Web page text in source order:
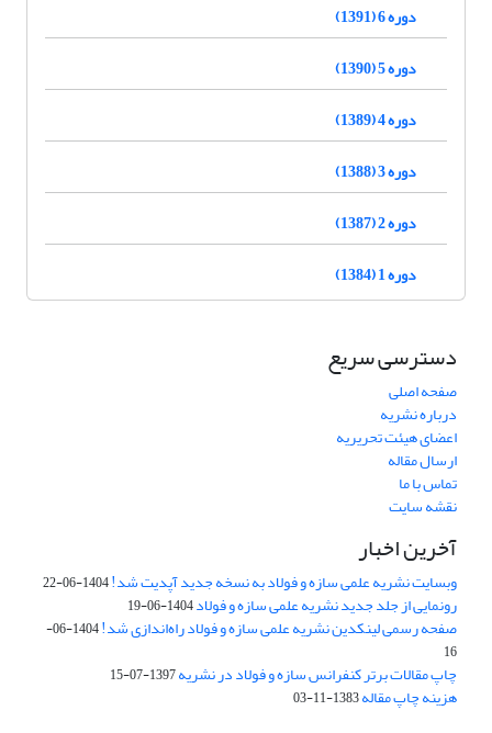
دوره 6 (1391)
دوره 5 (1390)
دوره 4 (1389)
دوره 3 (1388)
دوره 2 (1387)
دوره 1 (1384)
دسترسی سریع
صفحه اصلی
درباره نشریه
اعضای هیئت تحریریه
ارسال مقاله
تماس با ما
نقشه سایت
آخرین اخبار
وبسایت نشریه علمی سازه و فولاد به نسخه جدید آپدیت شد!1404-06-22
رونمایی از جلد جدید نشریه علمی سازه و فولاد1404-06-19
صفحه رسمی لینکدین نشریه علمی سازه و فولاد راه‌اندازی شد!
1404-06-
16
چاپ مقالات برتر کنفرانس سازه و فولاد در نشریه1397-07-15
هزینه چاپ مقاله1383-11-03